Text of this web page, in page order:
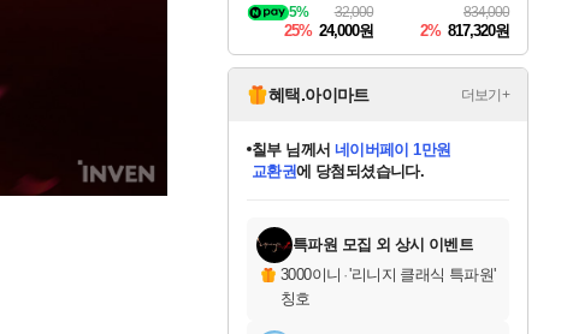
32,000
5%
25% 24,000원
드 + 포켓몬 포코피
아 번들
834,000
2% 817,320원
혜택.아이마트 더보기+
당첨되셨습니다.
당첨되셨습니다.
칠부님께서 네이버페이 1만원
교환권에 당첨되셨습니다.
당첨되셨습니다.
당첨되셨습니다.
에디션 (스팀코드)를 교환.
당첨되셨습니다.
당첨되셨습니다.
당첨되셨습니다.
당첨되셨습니다.
특파원 모집 외 상시 이벤트
3000이니 ·'리니지 클래식 특파원'
칭호